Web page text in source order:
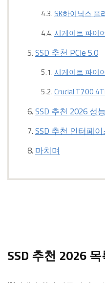
SK하이닉스 플
시게이트 파이
SSD 추천 PCIe 5.0
시게이트 파이
Crucial T700
SSD 추천 2026 성
SSD 추천 인터페
마치며
SSD 추천 2026